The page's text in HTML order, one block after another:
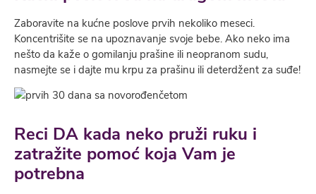
Zaboravite na kućne poslove prvih nekoliko meseci.
Koncentrišite se na upoznavanje svoje bebe. Ako neko ima
nešto da kaže o gomilanju prašine ili neopranom sudu,
nasmejte se i dajte mu krpu za prašinu ili deterdžent za suđe!
Reci DA kada neko pruži ruku i
zatražite pomoć koja Vam je
potrebna